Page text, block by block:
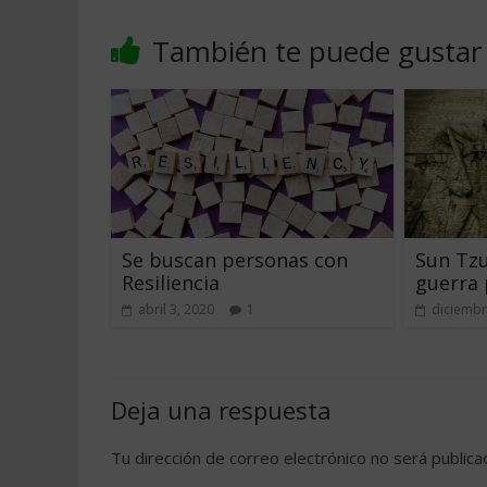
También te puede gustar
Se buscan personas con
Resiliencia
abril 3, 2020 1
Sun
Deja una respuesta
Tu dirección de correo electrónico no será